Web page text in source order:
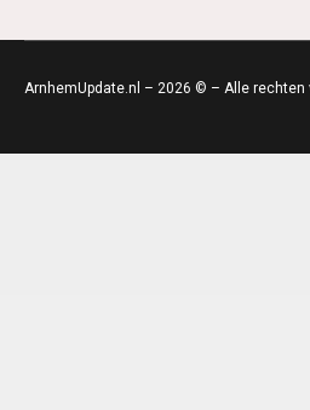
ArnhemUpdate.nl – 2026 © – Alle rechten